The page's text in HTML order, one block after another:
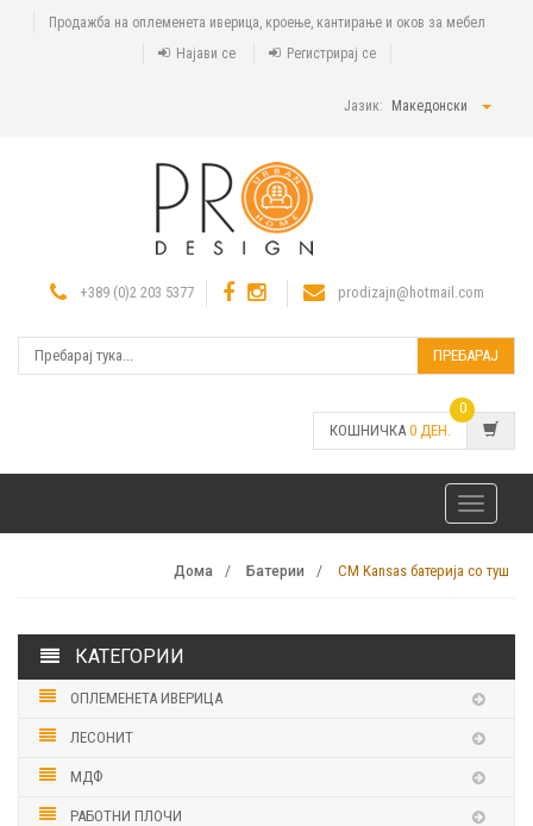
Продажба на оплеменета иверица, кроење, кантирање и оков за мебел
Најави се
Регистрирај се
Јазик: Македонски
+389 (0)2 203 5377 prodizajn@hotmail.com
ПРЕБАРАЈ
КОШНИЧКА 0 ДЕН.
0
Toggle
navigation
Дома Батерии CM Kansas батерија со туш
КАТЕГОРИИ
ОПЛЕМЕНЕТА ИВЕРИЦА
ЛЕСОНИТ
МДФ
РАБОТНИ ПЛОЧИ